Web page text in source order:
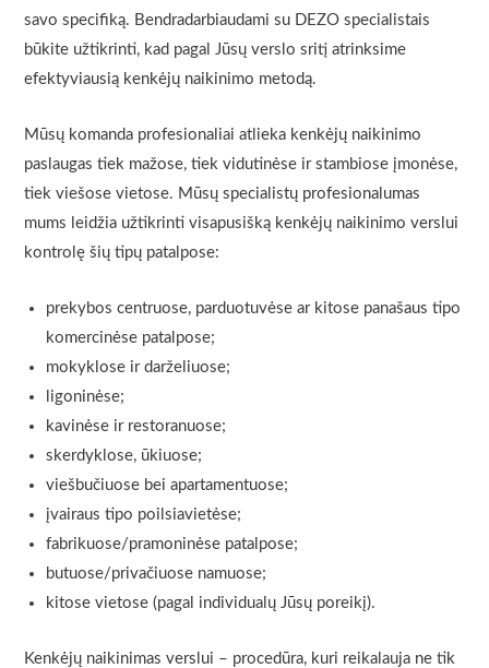
savo specifiką. Bendradarbiaudami su DEZO specialistais
būkite užtikrinti, kad pagal Jūsų verslo sritį atrinksime
efektyviausią kenkėjų naikinimo metodą.
Mūsų komanda profesionaliai atlieka kenkėjų naikinimo
paslaugas tiek mažose, tiek vidutinėse ir stambiose įmonėse,
tiek viešose vietose. Mūsų specialistų profesionalumas
mums leidžia užtikrinti visapusišką kenkėjų naikinimo verslui
kontrolę šių tipų patalpose:
prekybos centruose, parduotuvėse ar kitose panašaus tipo
komercinėse patalpose;
mokyklose ir darželiuose;
ligoninėse;
kavinėse ir restoranuose;
skerdyklose, ūkiuose;
viešbučiuose bei apartamentuose;
įvairaus tipo poilsiavietėse;
fabrikuose/pramoninėse patalpose;
butuose/privačiuose namuose;
kitose vietose (pagal individualų Jūsų poreikį).
Kenkėjų naikinimas verslui – procedūra, kuri reikalauja ne tik